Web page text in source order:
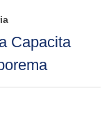
Capacita